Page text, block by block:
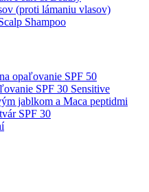
(proti lámaniu vlasov)
Shampoo
opaľovanie SPF 50
SPF 30 Sensitive
jablkom a Maca peptidmi
SPF 30